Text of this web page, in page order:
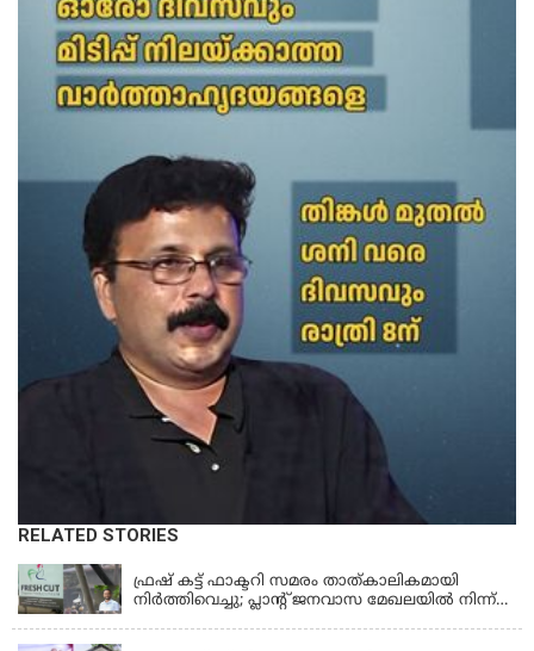
RELATED STORIES
KERALA
ഫ്രഷ് കട്ട് ഫാക്ടറി സമരം താത്കാലികമായി
നിർത്തിവെച്ചു; പ്ലാൻ്റ് ജനവാസ മേഖലയിൽ നിന്ന്